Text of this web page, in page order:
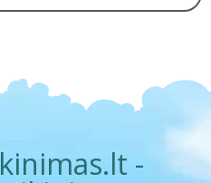
-